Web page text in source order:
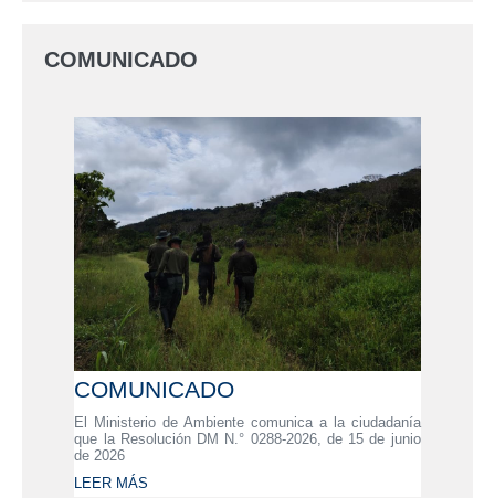
COMUNICADO
COMUNICADO
El Ministerio de Ambiente comunica a la ciudadanía
que la Resolución DM N.° 0288-2026, de 15 de junio
de 2026
LEER MÁS